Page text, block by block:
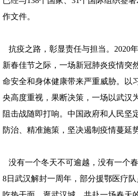
作文件。
抗疫之路，彰显责任与担当。2020
新春佳节之际，一场新冠肺炎疫情突
命安全和身体健康带来严重威胁。以
央高度重视，果断决策，一场以武汉
阻击战随即打响。中国政府和人民坚
防治、精准施策，坚决遏制疫情蔓延
没有一个冬天不可逾越，没有一个
8日武汉解封一周年，部分援鄂医疗队